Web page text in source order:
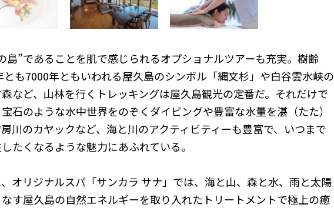
島”であることを肌で感じられるオプショナルツアーも充実。樹齢
とも7000年ともいわれる屋久島のシンボル「縄文杉」や白谷雲水峡の
など、山林を行くトレッキングは屋久島観光の定番だ。それだけで
石のような水中世界をのぞくダイビングや豊富な水量を湛（たた）
川のカヤックなど、海と川のアクティビティーも豊富で、いつまで
たくなるような魅力にあふれている。
、オリジナルスパ「サンカラ サナ」では、海と山、森と水、雨と太陽
す屋久島の自然エネルギーを取り入れたトリートメントで極上の癒